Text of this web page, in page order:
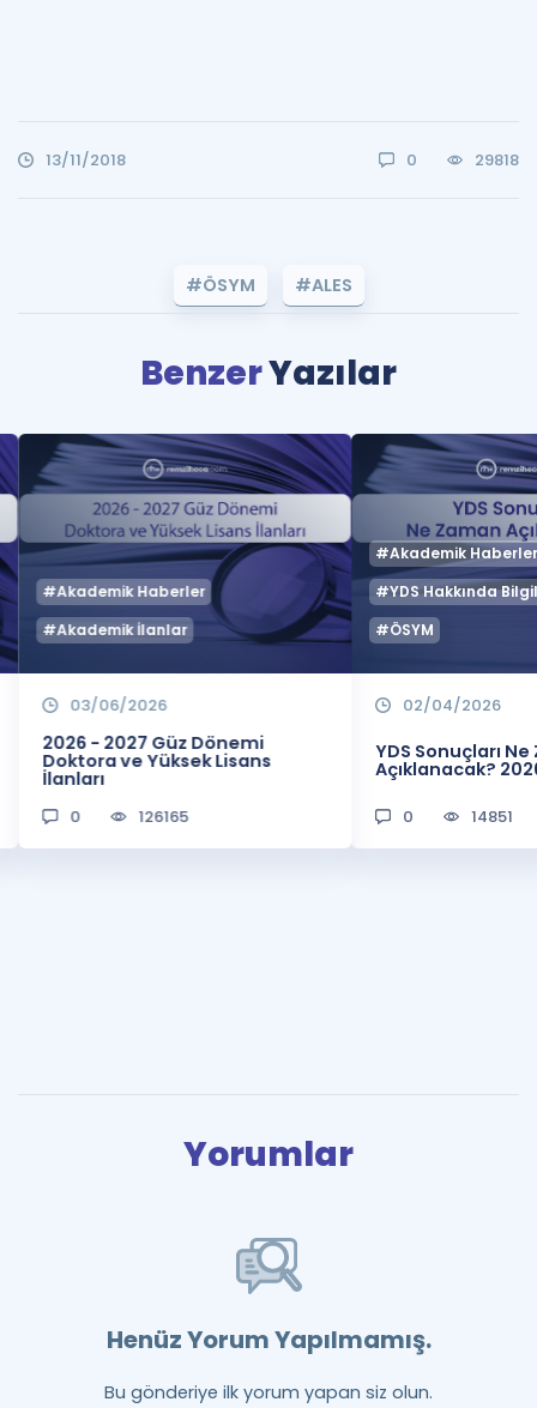
13/11/2018 0 29818
#ÖSYM #ALES
BenzerYazılar
#Akademik Haberler
#Akademik İlanlar
03/06/2026
2026 - 2027 Güz Dönemi
Doktora ve Yüksek Lisans
İlanları
0 126165
#Akademik
#YDS Hakkında
#ÖSYM
02/04/2026
YDS Sonuçları
Açıklanacak?
0 14851
Yorumlar
Henüz Yorum Yapılmamış.
Bu gönderiye ilk yorum yapan siz olun.